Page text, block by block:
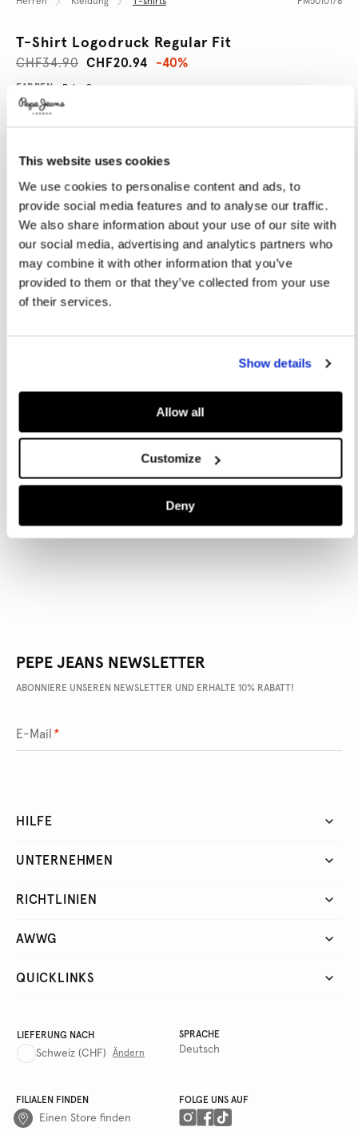
This website uses cookies
We use cookies to personalise content and ads, to
provide social media features and to analyse our traffic.
We also share information about your use of our site with
our social media, advertising and analytics partners who
may combine it with other information that you’ve
provided to them or that they’ve collected from your use
of their services.
Show details
Allow all
Customize
Deny
PM5010178
T-Shirt Logodruck Regular Fit
CHF20.94
CHF34.90 -40%
Promotions
Variations
FARBEN: Palm Green
GRÖßE AUSWÄHLEN:
XS S M L XL
XXL
Model trägt: M Größe des Models: 1.88 m
Größentabelle
LIEFERUNG UND RÜCKGABE
PEPE JEANS NEWSLETTER
ABONNIERE UNSEREN NEWSLETTER UND ERHALTE 10% RABATT!
E-Mail *
HILFE
UNTERNEHMEN
RICHTLINIEN
AWWG
QUICKLINKS
LIEFERUNG NACH
Schweiz (CHF) Ändern
SPRACHE
Deutsch
FILIALEN FINDEN
Einen Store finden
FOLGE UNS AUF